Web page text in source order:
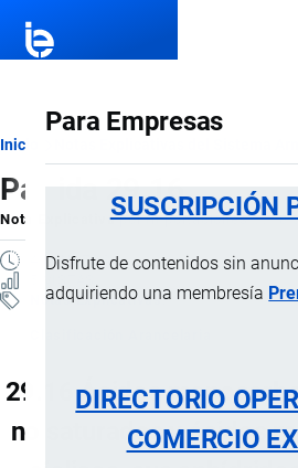
Para Empresas
SUSCRIPCIÓN
Disfrute de contenidos sin
adquiriendo una membresía
DIRECTORIO
COMERCIO
Ruta
de
navegación
Inicio
Partida 29.16
Nota ExplicativaporImportaciones …, 18
4 MINUTOS
Notas Explicativas
29.16 Ácidos
no saturados y ácidos